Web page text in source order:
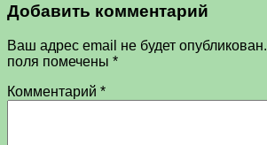
Добавить комментарий
Ваш адрес email не будет опубликован.
поля помечены *
Комментарий *